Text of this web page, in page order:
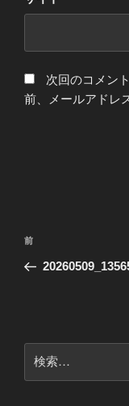
次回のコメン
前、メールアドレ
投
ナ
ー
シ
前
の
前
索: